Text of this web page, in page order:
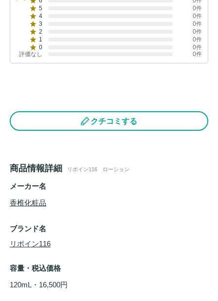
5
0件
4
0件
3
0件
2
0件
1
0件
0
0件
評価なし
0件
クチコミする
商品情報詳細 リポイン116 ローション
メーカー名
香椎化粧品
ブランド名
リポイン116
容量・税込価格
120mL・16,500円